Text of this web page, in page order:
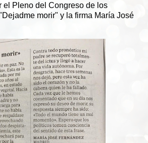
el Pleno del Congreso de los
morir" y la firma María José